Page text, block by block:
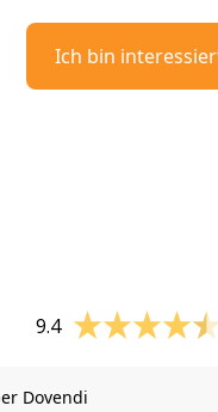
Ich bin
9.4
Dovendi